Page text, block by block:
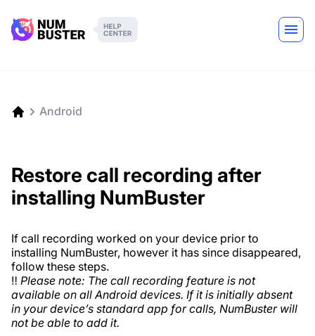
Android
Restore call recording after
installing NumBuster
If call recording worked on your device prior to
installing NumBuster, however it has since disappeared,
follow these steps.
‼️ Please note: The call recording feature is not
available on all Android devices. If it is initially absent
in your device’s standard app for calls, NumBuster will
not be able to add it.